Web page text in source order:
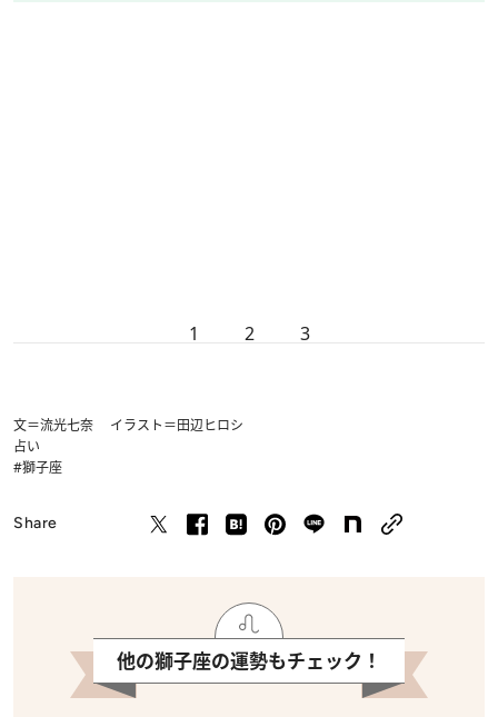
1 2 3
文＝流光七奈 イラスト＝田辺ヒロシ
占い
#獅子座
Share
他の獅子座の運勢もチェック！